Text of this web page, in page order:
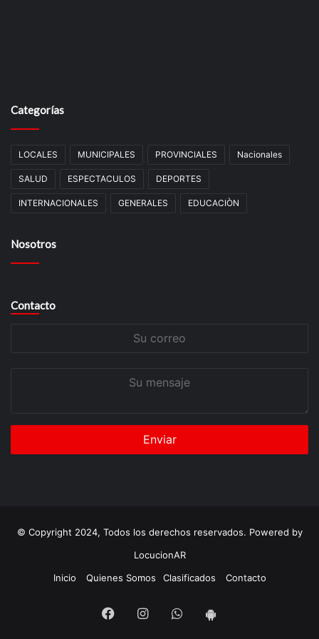
Categorías
LOCALES MUNICIPALES PROVINCIALES Nacionales
SALUD ESPECTACULOS DEPORTES
INTERNACIONALES GENERALES EDUCACIÒN
Nosotros
Contacto
© Copyright 2024, Todos los derechos reservados. Powered by
LocucionAR
Inicio
Quienes Somos Clasificados Contacto
FacebookInstagramWhatsapp